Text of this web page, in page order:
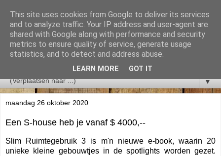
▼
maandag 26 oktober 2020
Een S-house heb je vanaf $ 4000,--
Slim Ruimtegebruik 3 is m'n nieuwe e-book, waarin 20
unieke kleine gebouwtjes in de spotlights worden gezet.
This site uses cookies from Google to deliver its services
and to analyze traffic. Your IP address and user-agent are
shared with Google along with performance and security
metrics to ensure quality of service, generate usage
statistics, and to detect and address abuse.
LEARN MORE GOT IT